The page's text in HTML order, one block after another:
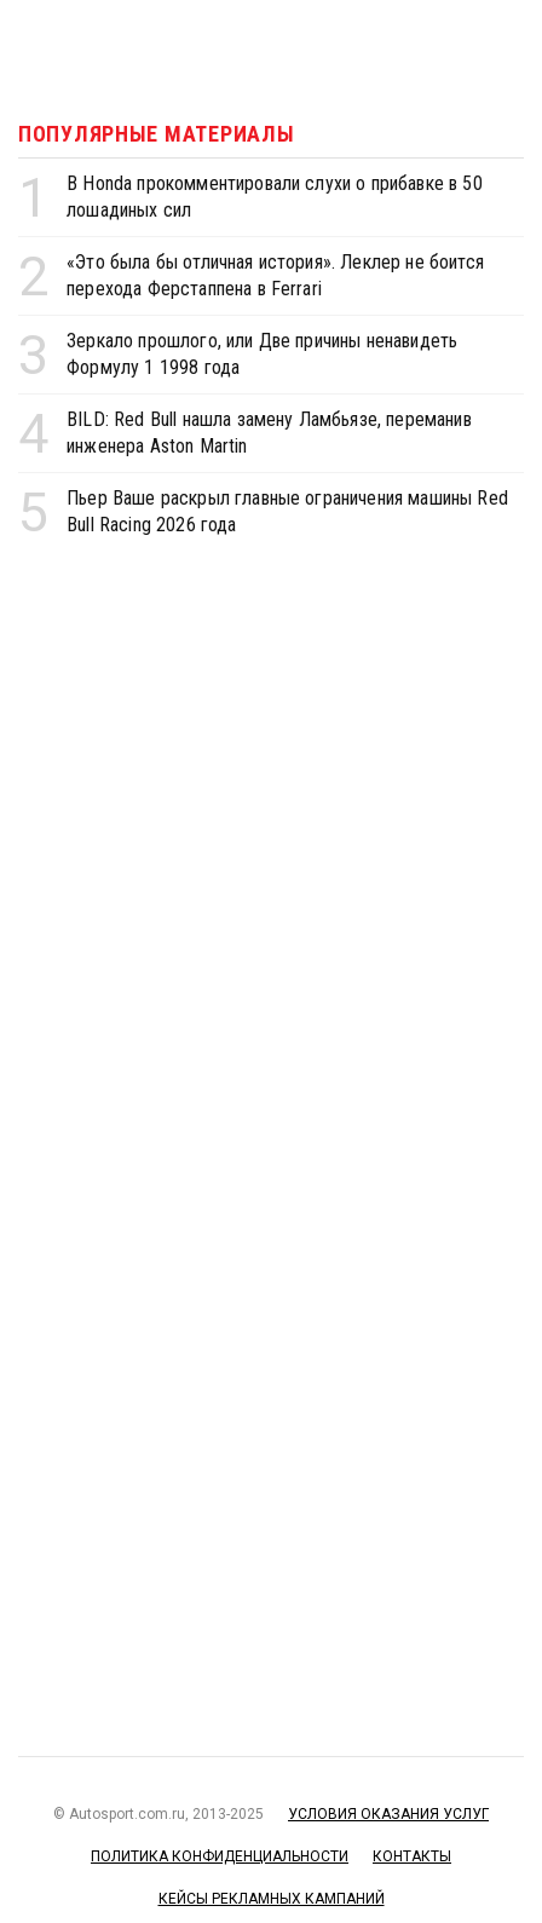
ПОПУЛЯРНЫЕ МАТЕРИАЛЫ
1
В Honda прокомментировали слухи о прибавке в 50
лошадиных сил
2
«Это была бы отличная история». Леклер не боится
перехода Ферстаппена в Ferrari
3
Зеркало прошлого, или Две причины ненавидеть
Формулу 1 1998 года
4
BILD: Red Bull нашла замену Ламбьязе, переманив
инженера Aston Martin
5
Пьер Ваше раскрыл главные ограничения машины Red
Bull Racing 2026 года
© Autosport.com.ru, 2013-2025 УСЛОВИЯ ОКАЗАНИЯ УСЛУГ
ПОЛИТИКА КОНФИДЕНЦИАЛЬНОСТИ КОНТАКТЫ
КЕЙСЫ РЕКЛАМНЫХ КАМПАНИЙ